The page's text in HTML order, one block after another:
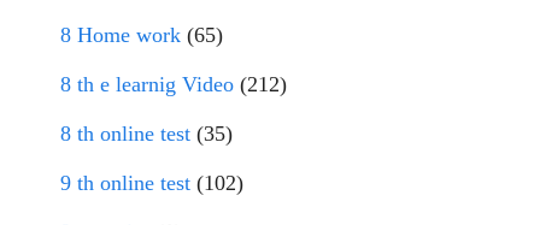
8 Home work (65)
8 th e learnig Video (212)
8 th online test (35)
9 th online test (102)